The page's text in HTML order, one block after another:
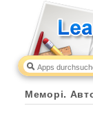
Меморі.